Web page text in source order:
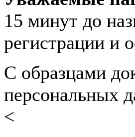
15 минут до
регистрации и
С образцами
персональных
<